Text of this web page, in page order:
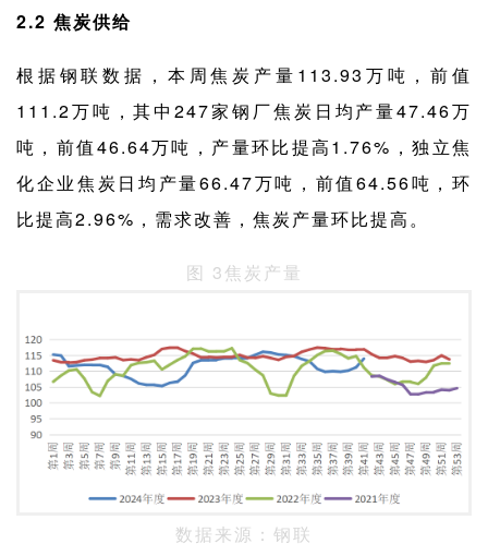
2.2 焦炭供给
根据钢联数据，本周焦炭产量113.93万吨，前值
111.2万吨，其中247家钢厂焦炭日均产量47.46万
吨，前值46.64万吨，产量环比提高1.76%，独立焦
化企业焦炭日均产量66.47万吨，前值64.56吨，环
比提高2.96%，需求改善，焦炭产量环比提高。
图 3焦炭产量
数据来源：钢联